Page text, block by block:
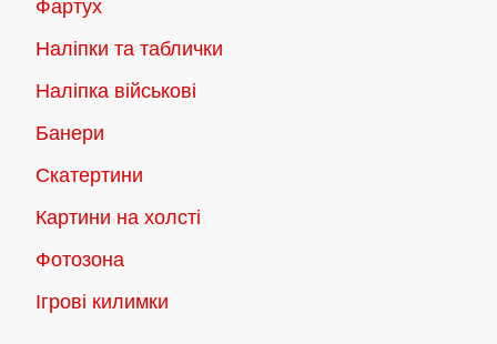
Фартух
Наліпки та таблички
Наліпка військові
Банери
Скатертини
Картини на холсті
Фотозона
Ігрові килимки